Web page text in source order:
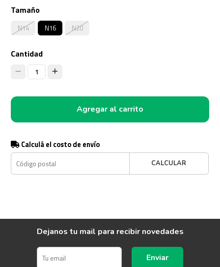
Tamaño
N14 N16 N20
Cantidad
1
Agregar al carrito
Calculá el costo de envío
CALCULAR
Dejanos tu mail para recibir novedades
Enviar